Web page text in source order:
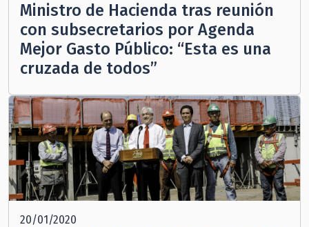
Ministro de Hacienda tras reunión
con subsecretarios por Agenda
Mejor Gasto Público: “Esta es una
cruzada de todos”
20/01/2020